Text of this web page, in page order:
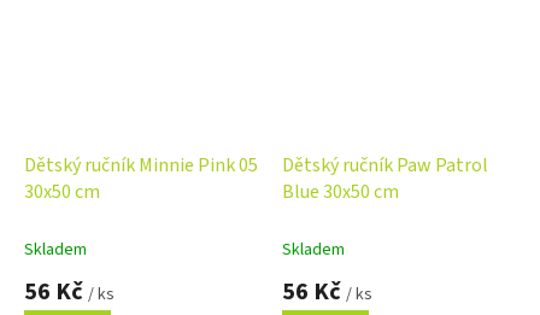
Dětský ručník Minnie Pink 05
30x50 cm
Skladem
56 Kč / ks
Dětský ručník Paw Patrol
Blue 30x50 cm
Skladem
56 Kč / ks